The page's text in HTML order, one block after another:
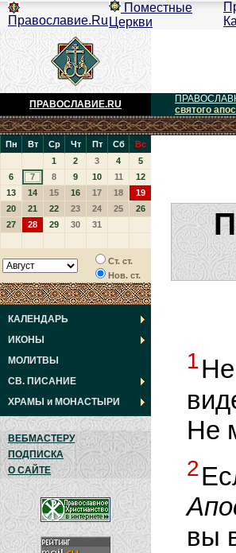
Православие.Ru
Поместные
Церкви
ПРАВОСЛАВИЕ.RU
святого
Пн Вт Ср Чт Пт Сб
Вс
1
2 3 4
5
6
7 8 9 10 11
12
13
14 15 16 17 18
19
20
21 22 23 24 25
26
27
28 29 30 31
Ст. ст.
Нов. ст.
КАЛЕНДАРЬ
ИКОНЫ
МОЛИТВЫ
СВ. ПИСАНИЕ
ХРАМЫ и МОНАСТЫРИ
ВЕБМАСТЕРУ
ПОДПИСКА
О САЙТЕ
1
Не
2
вы